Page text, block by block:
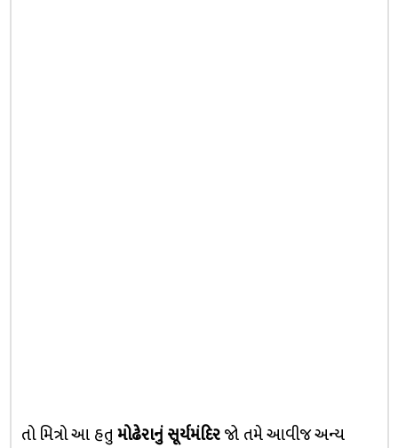
તો મિત્રો આ હતુમોઢેરાનું સૂર્યમંદિરજો તમે આવીજ અન્ય